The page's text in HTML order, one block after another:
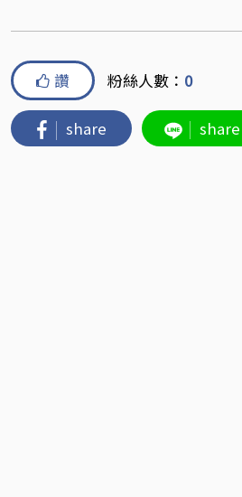
讚 粉絲人數： 0
share share